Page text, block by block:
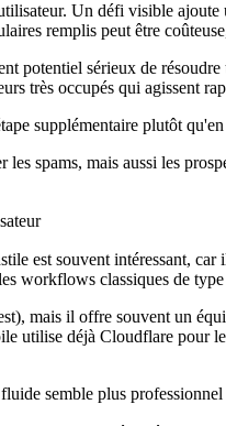
Un défi visible
remplis peut être
potentiel sérieux de
très occupés qui agissent
supplémentaire plutôt
spams, mais aussi les
est souvent intéressant,
workflows classiques de
mais il offre souvent un
utilise déjà Cloudflare
semble plus